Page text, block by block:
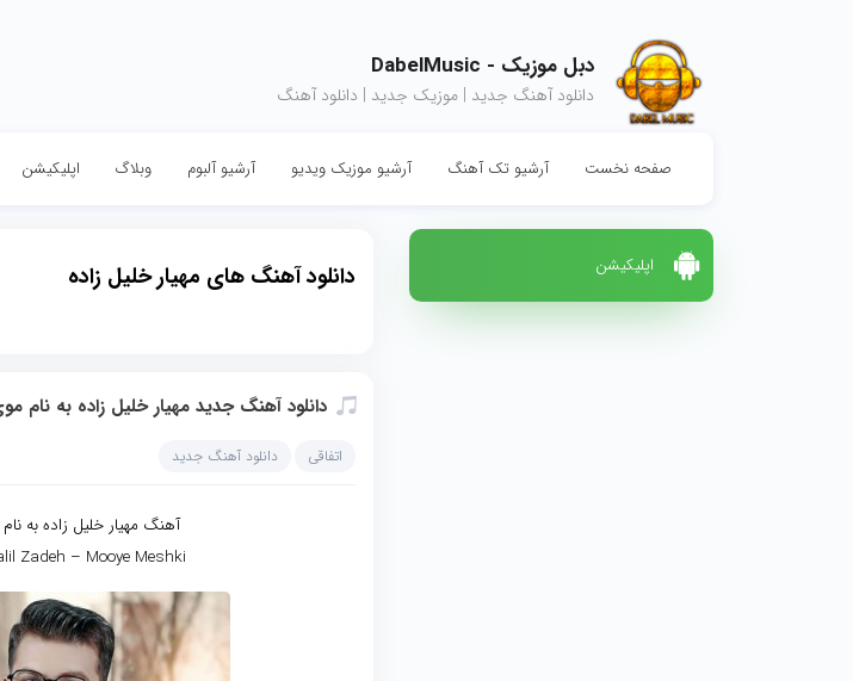
دبل موزیک - DabelMusic
دانلود آهنگ جدید | موزیک جدید | دانلود آهنگ
صفحه نخست آرشیو تک آهنگ آرشیو موزیک ویدیو آرشیو آلبوم وبلاگ اپلیکیشن
اپلیکیشن دانلود آهنگ های مهیار خلیل زاده
دانلود آهنگ جدید مهیار خلیل زاده به نام
اتفاقی دانلود آهنگ جدید
آهنگ مهیار خلیل زاده به
Zadeh – Mooye Meshki